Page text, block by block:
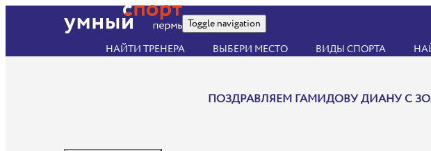
Toggle navigation
НАЙТИ ТРЕНЕРА
ВЫБЕРИ МЕСТО ВИДЫ СПОРТА
ПОЗДРАВЛЯЕМ ГАМИДОВУ ДИАНУ С